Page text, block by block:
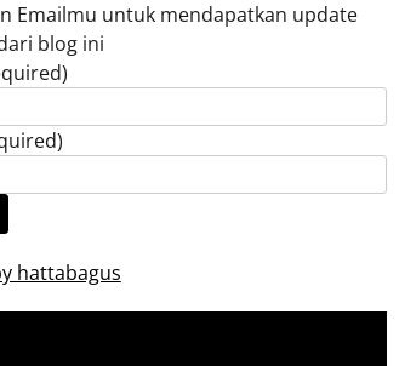
Emailmu untuk mendapatkan update
blog ini
hattabagus